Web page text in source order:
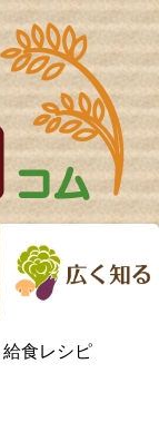
給食レシピ